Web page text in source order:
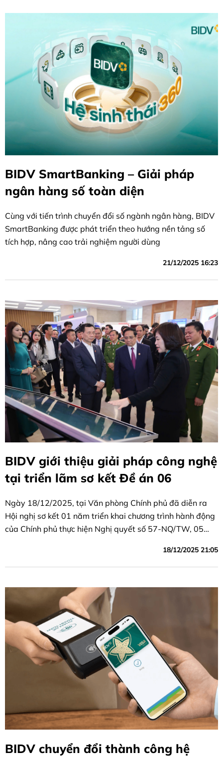
BIDV SmartBanking – Giải pháp
ngân hàng số toàn diện
Cùng với tiến trình chuyển đổi số ngành ngân hàng, BIDV
SmartBanking được phát triển theo hướng nền tảng số
tích hợp, nâng cao trải nghiệm người dùng
21/12/2025 16:23
BIDV giới thiệu giải pháp công nghệ
tại triển lãm sơ kết Đề án 06
Ngày 18/12/2025, tại Văn phòng Chính phủ đã diễn ra
Hội nghị sơ kết 01 năm triển khai chương trình hành động
của Chính phủ thực hiện Nghị quyết số 57-NQ/TW, 05
18/12/2025 21:05
BIDV chuyển đổi thành công hệ